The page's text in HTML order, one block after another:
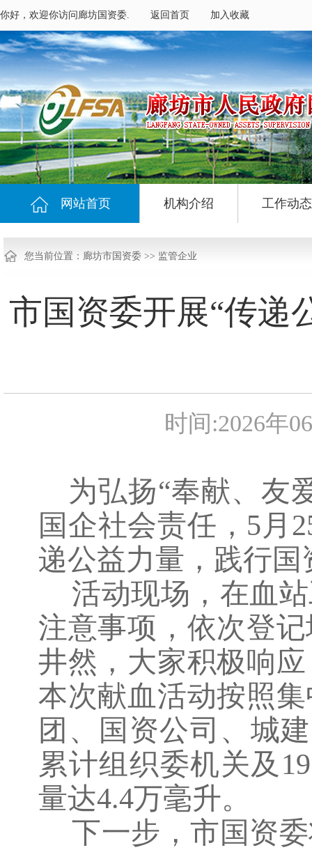
你好，欢迎你访问廊坊国资委. 返回首页 加入收藏
网站首页 机构介绍 工作动态
您当前位置： 廊坊市国资委 >> 监管企业
市国资委开展“传递
时间:2026年
为弘扬“奉献、友
国企社会责任，5月
递公益力量，践行国
活动现场，在血
注意事项，依次登
井然，大家积极响
本次献血活动按照
团、国资公司、城
累计组织委机关及
量达4.4万毫升。
下一步，市国资